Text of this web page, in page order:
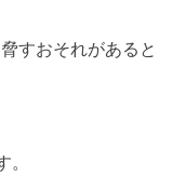
すおそれがあると
。